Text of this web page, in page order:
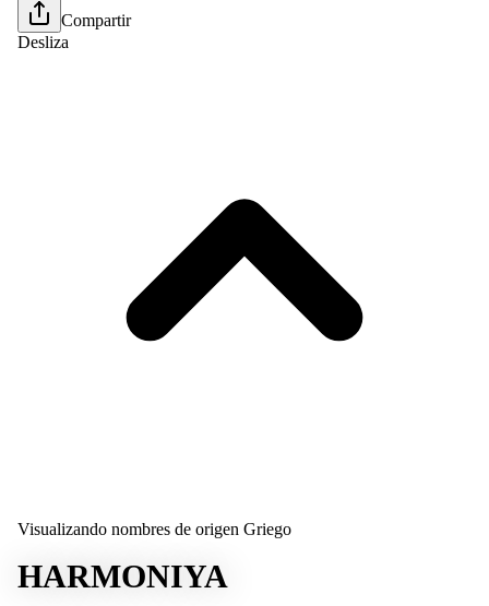
Compartir
Desliza
Visualizando nombres de origen Griego
HARMONIYA